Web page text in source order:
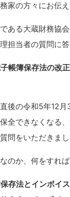
家の方々にお伝
ある大蔵財務協
担当者の質問に
帳簿保存法の改
後の令和5年12
全できなくなる
問をいただきまし
のか、何をすれ
存法とインボイ